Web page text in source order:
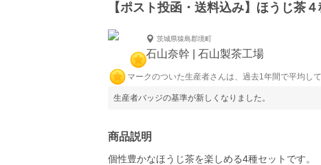
【ポスト投函・送料込み】ほうじ茶
茨城県猿島郡境町
石山奈幹 | 石山製茶工場
マークのついた生産者さんは、過去1年間で平均し
生産者バッジの基準が新しくなりました。
商品説明
個性豊かなほうじ茶を楽しめる4種セットです。